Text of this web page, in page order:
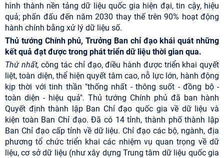
hình thành nền tảng dữ liệu quốc gia hiện đại, tin cậy, hiệu
quả; phấn đấu đến năm 2030 thay thế trên 90% hoạt động
hành chính bằng xử lý dữ liệu số.
Thủ tướng Chính phủ, Trưởng Ban chỉ đạo khái quát những
kết quả đạt được trong phát triển dữ liệu thời gian qua.
Thứ nhất, công tác chỉ đạo, điều hành được triển khai quyết
liệt, toàn diện, thể hiện quyết tâm cao, nỗ lực lớn, hành động
kịp thời với tinh thần "thống nhất - thông suốt - đồng bộ -
toàn diện - hiệu quả". Thủ tướng Chính phủ đã ban hành
Quyết định thành lập Ban Chỉ đạo quốc gia về dữ liệu và
kiện toàn Ban Chỉ đạo. Đã có 14 tỉnh, thành phố thành lập
Ban Chỉ đạo cấp tỉnh về dữ liệu. Chỉ đạo các bộ, ngành, địa
phương tổ chức triển khai các nhiệm vụ quan trọng về dữ
liệu, cơ sở dữ liệu (như xây dựng Trung tâm dữ liệu quốc gia